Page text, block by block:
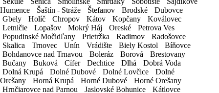
*cena za 1 deň prenájmu
*vratná záloha 330€
*cena je uvedená bez DPH
OBJEDNÁVKOVÝ FORMULÁR
Táto objednávka je nezáväzná. Po jej odoslaní bude schválená
našími pracovníkmi.
Humence
Šaštín - Stráže Štefanov Brodské
Dubovce
Gbely
Holíč Chropov Kátov Kopčany
Koválovec
Letničie
Lopašov Mokrý Háj Oreské
Petrova Ves
Popudinské Močidľany
Prietržka Radimov
Radošovce
Skalica
Trnovec Unín Vrádište Biely Kostol
Bíňovce
Bohdanovce nad Trnavou
Boleráz Borová
Brestovany
Bučany
Buková Cífer Dechtice Dlhá
Dobrá Voda
Dolná Krupá
Dolné Dubové Dolné Lovčice
Dolné
Orešany
Horná Krupá Horné Dubové
Horné Orešany
Hrnčiarovce nad Parnou
Jaslovské Bohunice
Kátlovce
Humence
Šaštín - Stráže Štefanov Brodské
Dubovce
Gbely
Holíč Chropov Kátov Kopčany
Koválovec
Letničie
Lopašov Mokrý Háj Oreské
Petrova Ves
Popudinské Močidľany
Prietržka Radimov
Radošovce
Skalica
Trnovec Unín Vrádište Biely Kostol
Bíňovce
Bohdanovce nad Trnavou
Boleráz Borová
Brestovany
Bučany
Buková Cífer Dechtice Dlhá
Dobrá Voda
Dolná Krupá
Dolné Dubové Dolné Lovčice
Dolné
Orešany
Horná Krupá Horné Dubové
Horné Orešany
Hrnčiarovce nad Parnou
Jaslovské Bohunice
Kátlovce